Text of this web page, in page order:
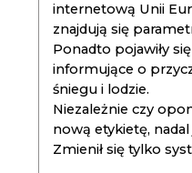
internetową Unii
znajdują się
Ponadto pojawiły
informujące o
śniegu i lodzie.
Niezależnie czy
nową etykietę,
Zmienił się tylko